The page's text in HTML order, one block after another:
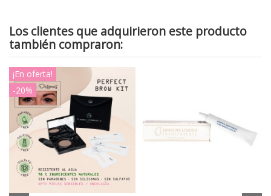
Los clientes que adquirieron este producto
también compraron:
¡En oferta!
-20%